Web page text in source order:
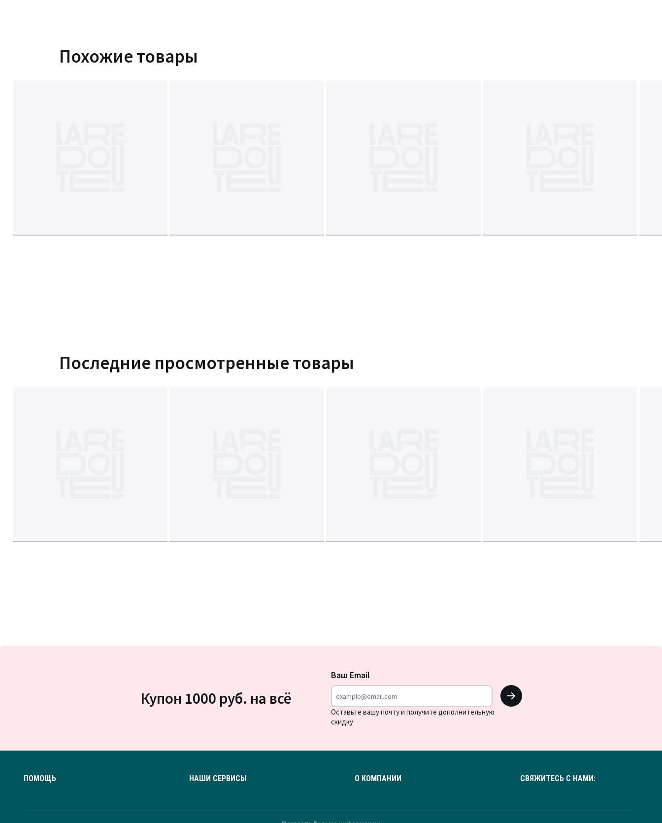
Похожие товары
Последние просмотренные товары
новости
Купон 1000 руб. на всё
Ваш Email
OK
Оставьте вашу почту и получите дополнительную
скидку
ПОМОЩЬ НАШИ СЕРВИСЫ О КОМПАНИИ СВЯЖИТЕСЬ С НАМИ: